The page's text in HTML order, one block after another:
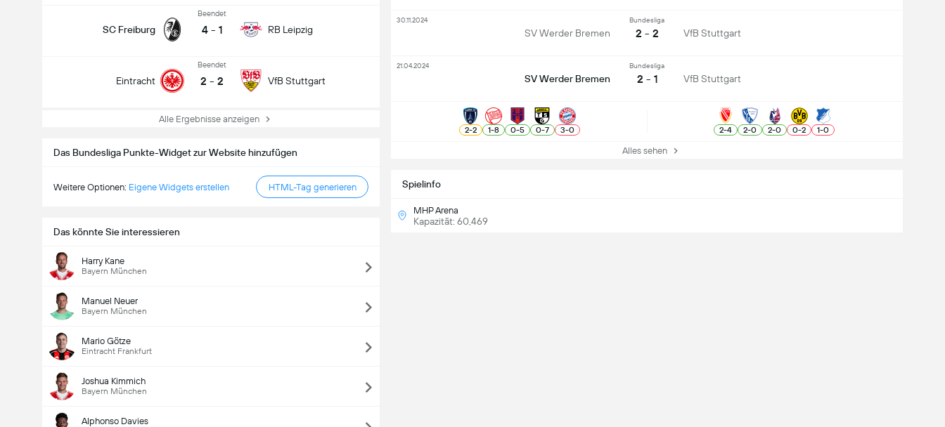
SC Freiburg
Beendet
4 - 1 RB Leipzig
Eintracht
Beendet
2 - 2 VfB Stuttgart
Alle Ergebnisse anzeigen
Das Bundesliga Punkte-Widget zur Website hinzufügen
Weitere Optionen: Eigene Widgets erstellen HTML-Tag generieren
Das könnte Sie interessieren
Harry Kane
Bayern München
Manuel Neuer
Bayern München
Mario Götze
Eintracht Frankfurt
Joshua Kimmich
Bayern München
Alphonso Davies
Spielinfo
MHP Arena
Kapazität: 60,469
SV Werder Bremen
Bundesliga
2 - 2 VfB Stuttgart
30.11.2024
SV Werder Bremen
Bundesliga
2 - 1 VfB Stuttgart
21.04.2024
2-2 1-8 0-5 0-7 3-0 2-4 2-0 2-0 0-2 1-0
Alles sehen